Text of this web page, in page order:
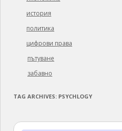
история
политика
цифрови права
пътуване
забавно
TAG ARCHIVES: PSYCHLOGY